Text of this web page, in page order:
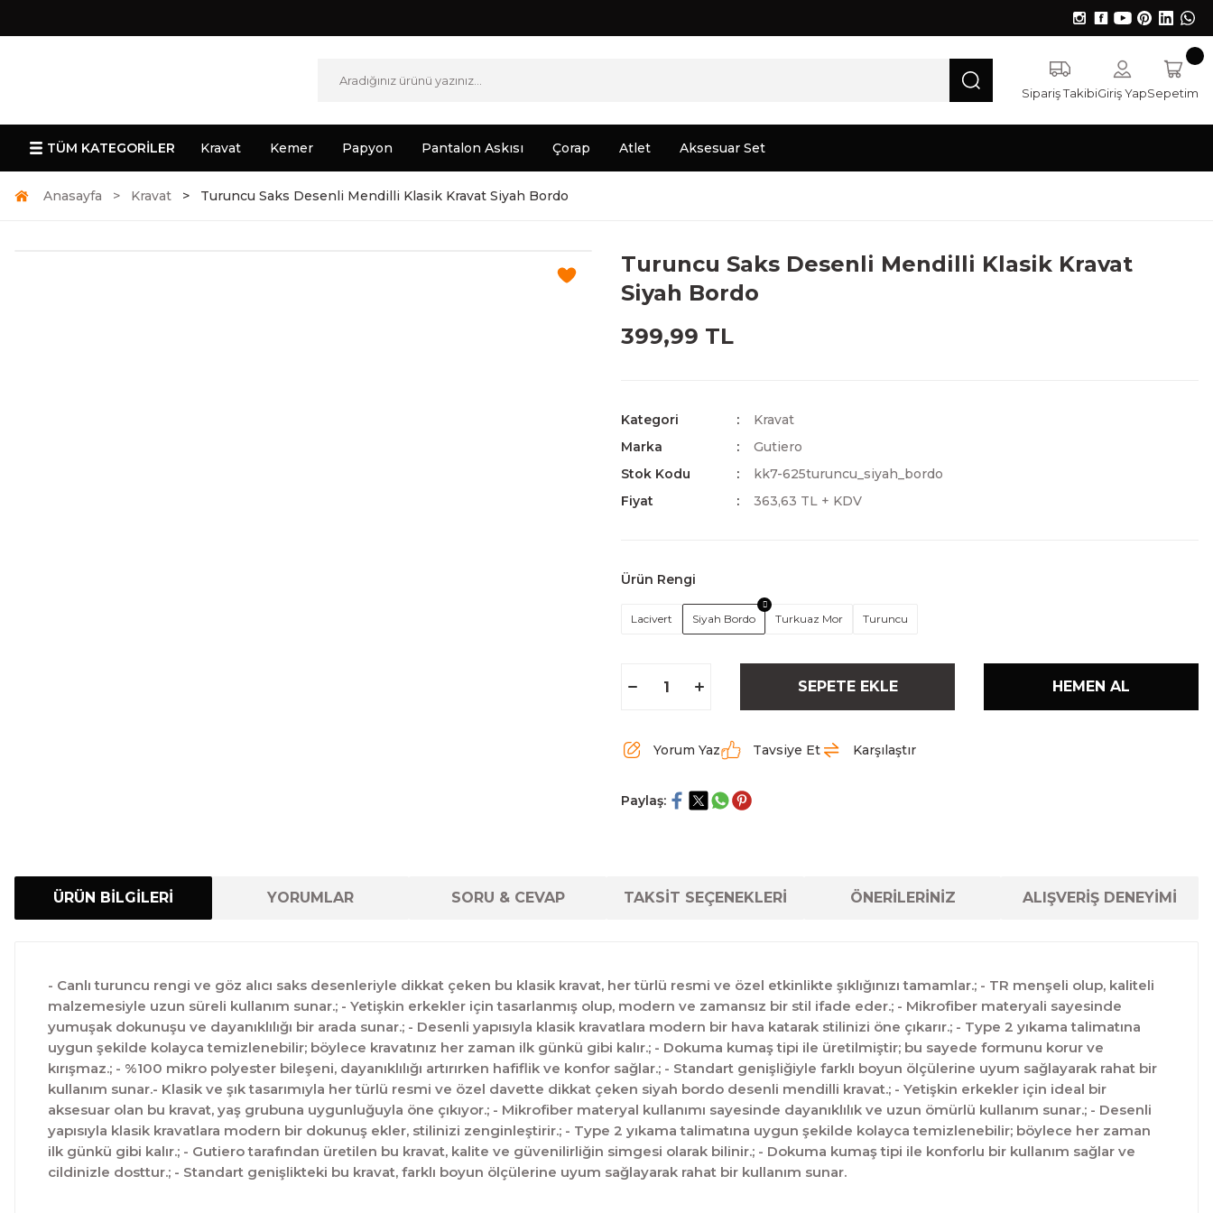
Sipariş TakibiGiriş YapSepetim
TÜM KATEGORİLER Kravat Kemer Papyon Pantalon Askısı Çorap Atlet Aksesuar Set
Anasayfa Kravat Turuncu Saks Desenli Mendilli Klasik Kravat Siyah Bordo
Turuncu Saks Desenli Mendilli Klasik Kravat
Siyah Bordo
399,99 TL
Kategori
Kravat
Marka
Gutiero
Stok Kodu
kk7-625turuncu_siyah_bordo
Fiyat
363,63 TL + KDV
Ürün Rengi
Lacivert Siyah Bordo Turkuaz Mor Turuncu
SEPETE EKLE HEMEN AL
Yorum Yaz Tavsiye Et Karşılaştır
Paylaş:
ÜRÜN BİLGİLERİ YORUMLAR SORU & CEVAP TAKSİT SEÇENEKLERİ ÖNERİLERİNİZ ALIŞVERİŞ DENEYİMİ
- Canlı turuncu rengi ve göz alıcı saks desenleriyle dikkat çeken bu klasik kravat, her türlü resmi ve özel etkinlikte şıklığınızı tamamlar.; - TR menşeli olup, kaliteli
malzemesiyle uzun süreli kullanım sunar.; - Yetişkin erkekler için tasarlanmış olup, modern ve zamansız bir stil ifade eder.; - Mikrofiber materyali sayesinde
yumuşak dokunuşu ve dayanıklılığı bir arada sunar.; - Desenli yapısıyla klasik kravatlara modern bir hava katarak stilinizi öne çıkarır.; - Type 2 yıkama talimatına
uygun şekilde kolayca temizlenebilir; böylece kravatınız her zaman ilk günkü gibi kalır.; - Dokuma kumaş tipi ile üretilmiştir; bu sayede formunu korur ve
kırışmaz.; - %100 mikro polyester bileşeni, dayanıklılığı artırırken hafiflik ve konfor sağlar.; - Standart genişliğiyle farklı boyun ölçülerine uyum sağlayarak rahat bir
kullanım sunar.- Klasik ve şık tasarımıyla her türlü resmi ve özel davette dikkat çeken siyah bordo desenli mendilli kravat.; - Yetişkin erkekler için ideal bir
aksesuar olan bu kravat, yaş grubuna uygunluğuyla öne çıkıyor.; - Mikrofiber materyal kullanımı sayesinde dayanıklılık ve uzun ömürlü kullanım sunar.; - Desenli
yapısıyla klasik kravatlara modern bir dokunuş ekler, stilinizi zenginleştirir.; - Type 2 yıkama talimatına uygun şekilde kolayca temizlenebilir; böylece her zaman
ilk günkü gibi kalır.; - Gutiero tarafından üretilen bu kravat, kalite ve güvenilirliğin simgesi olarak bilinir.; - Dokuma kumaş tipi ile konforlu bir kullanım sağlar ve
cildinizle dosttur.; - Standart genişlikteki bu kravat, farklı boyun ölçülerine uyum sağlayarak rahat bir kullanım sunar.